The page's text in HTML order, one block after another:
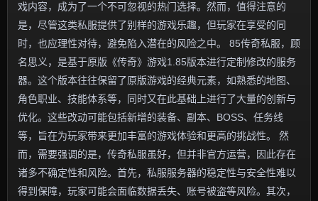
戏内容，成为了一个不可忽视的热门选择。然而，值得注意的
是，尽管这类私服提供了别样的游戏乐趣，但玩家在享受的同
时，也应理性对待，避免陷入潜在的风险之中。 85传奇私服，顾
名思义，是基于原版《传奇》游戏1.85版本进行定制修改的服务
器。这个版本往往保留了原版游戏的经典元素，如熟悉的地图、
角色职业、技能体系等，同时又在此基础上进行了大量的创新与
优化。这些改动可能包括新增的装备、副本、BOSS、任务线
等，旨在为玩家带来更加丰富的游戏体验和更高的挑战性。 然
而，需要强调的是，传奇私服虽好，但并非官方运营，因此存在
诸多不确定性和风险。首先，私服服务器的稳定性与安全性难以
得到保障，玩家可能会面临数据丢失、账号被盗等风险。其次，